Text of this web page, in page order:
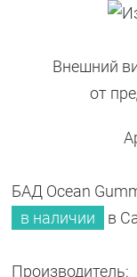
Внешний
от
БАД Ocean
в наличии
в
Производитель: